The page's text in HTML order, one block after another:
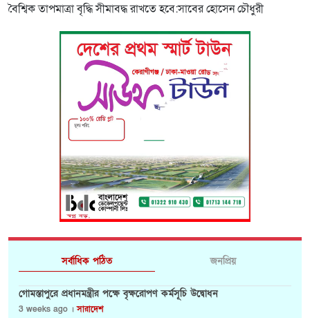
বৈশ্বিক তাপমাত্রা বৃদ্ধি সীমাবদ্ধ রাখতে হবে:সাবের হোসেন চৌধুরী
সর্বাধিক পঠিত জনপ্রিয়
গোমস্তাপুরে প্রধানমন্ত্রীর পক্ষে বৃক্ষরোপণ কর্মসূচি উদ্বোধন
3 weeks ago ।সারাদেশ